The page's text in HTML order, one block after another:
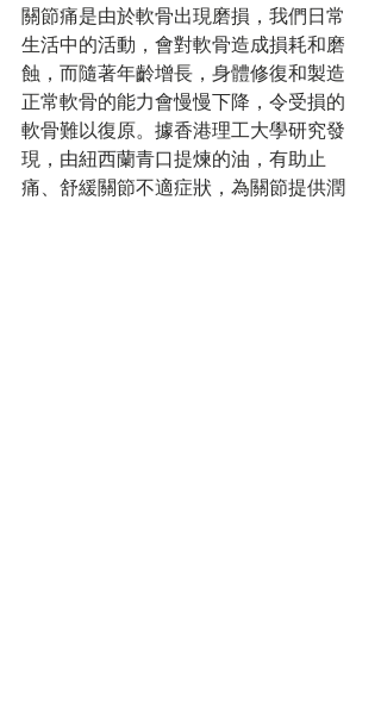
關節痛是由於軟骨出現磨損，我們日常
生活中的活動，會對軟骨造成損耗和磨
蝕，而隨著年齡增長，身體修復和製造
正常軟骨的能力會慢慢下降，令受損的
軟骨難以復原。據香港理工大學研究發
現，由紐西蘭青口提煉的油，有助止
痛、舒緩關節不適症狀，為關節提供潤